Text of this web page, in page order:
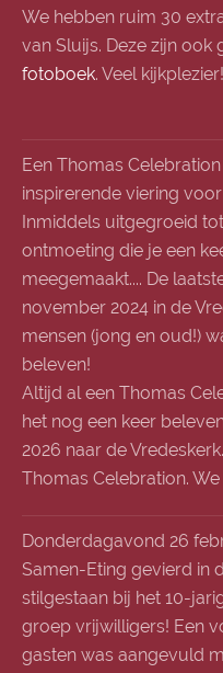
We hebben ruim 30
van Sluijs. Deze zijn ook
fotoboek. Veel kijkplezier!
Een Thomas
inspirerende viering
Inmiddels uitgegroeid
ontmoeting die je een
meegemaakt.... De
november 2024 in de
mensen (jong en oud!)
beleven!
Altijd al een Thomas
het nog een keer
2026 naar de
Thomas Celebration.
Donderdagavond 26
Samen-Eting gevierd in
stilgestaan bij het 10-
groep vrijwilligers! Een
gasten was aangevuld